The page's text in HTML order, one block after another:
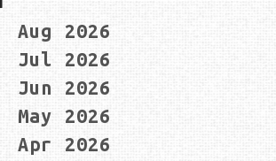
Aug 2026
Jul 2026
Jun 2026
May 2026
Apr 2026